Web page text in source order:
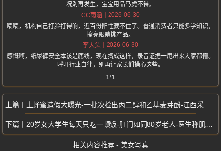
况别再发生，宝宝用品马虎不得。
CC雨涵
2026-06-30
啧啧，机构自己打脸打得响，近百份阳性藏不住了。普通消费者只能多学知识，
擦亮眼睛挑产品。
李大头
2026-06-30
感慨啊，纸尿裤安全本该是底线，现在搞成这样，录音证据一甩出来大家都懵。
呼吁行业自律，别再让家长们操心这些。
1/1
土蜂蜜造假大曝光-一批次检出丙二醇和乙基麦芽酚-江西采蜂人实业被重罚
20岁女大学生每天只吃一顿饭-肛门如同80岁老人-医生称肌力严重衰退
相关内容推荐 - 美女写真